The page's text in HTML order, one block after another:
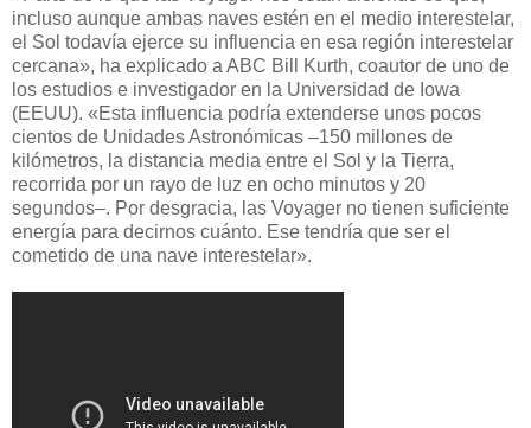
incluso aunque ambas naves estén en el medio interestelar,
el Sol todavía ejerce su influencia en esa región interestelar
cercana», ha explicado a ABC Bill Kurth, coautor de uno de
los estudios e investigador en la Universidad de Iowa
(EEUU). «Esta influencia podría extenderse unos pocos
cientos de Unidades Astronómicas –150 millones de
kilómetros, la distancia media entre el Sol y la Tierra,
recorrida por un rayo de luz en ocho minutos y 20
segundos–. Por desgracia, las Voyager no tienen suficiente
energía para decirnos cuánto. Ese tendría que ser el
cometido de una nave interestelar».